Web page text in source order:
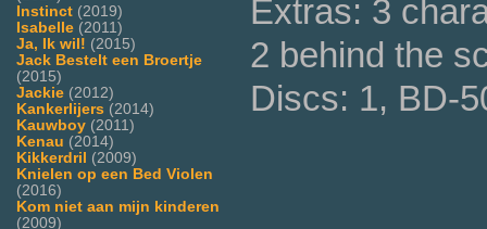
Instinct (2019)
Isabelle (2011)
Ja, Ik wil! (2015)
Jack Bestelt een Broertje
(2015)
Jackie (2012)
Kankerlijers (2014)
Kauwboy (2011)
Kenau (2014)
Kikkerdril (2009)
Knielen op een Bed Violen
(2016)
Kom niet aan mijn kinderen
(2009)
Extras: 3
2 behind the
Discs: 1, BD-